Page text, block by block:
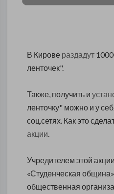
В Кирове раздадут
ленточек".
Также, получить и
ленточку" можно и у
соц.сетях. Как это
акции.
Учредителем этой
«Студенческая
общественная